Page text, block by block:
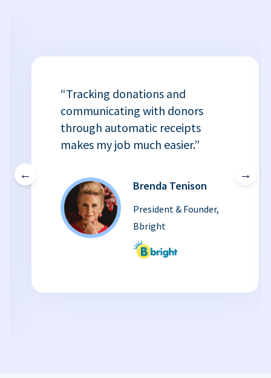
←
“Tracking donations and
communicating with donors
through automatic receipts
makes my job much easier.”
Brenda Tenison
President & Founder,
Bbright
→